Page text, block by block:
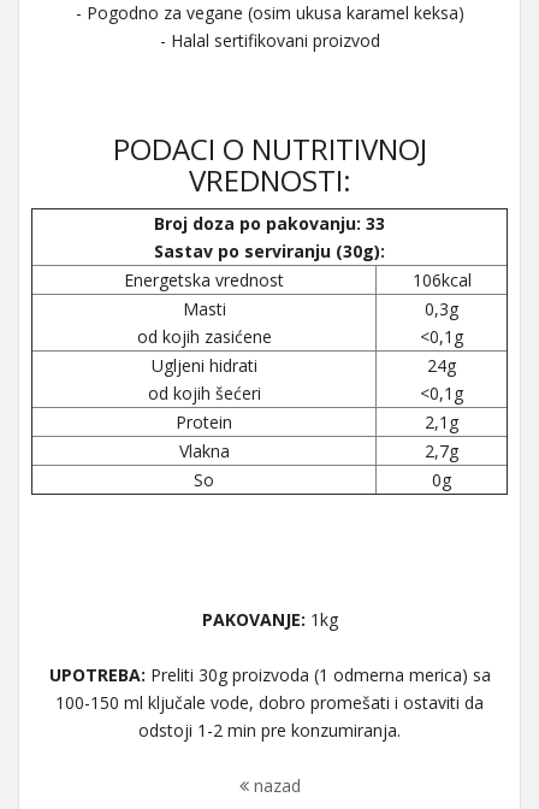
- Pogodno za vegane (osim ukusa karamel keksa)
- Halal sertifikovani proizvod
PODACI O NUTRITIVNOJ
VREDNOSTI:
Broj doza po pakovanju: 33
Sastav po serviranju (30g):
Energetska vrednost
106kcal
Masti
od kojih zasićene
0,3g
<0,1g
Ugljeni hidrati
od kojih šećeri
24g
<0,1g
Protein
2,1g
Vlakna
2,7g
So
0g
PAKOVANJE: 1kg
UPOTREBA: Preliti 30g proizvoda (1 odmerna merica) sa
100-150 ml ključale vode, dobro promešati i ostaviti da
odstoji 1-2 min pre konzumiranja.
nazad